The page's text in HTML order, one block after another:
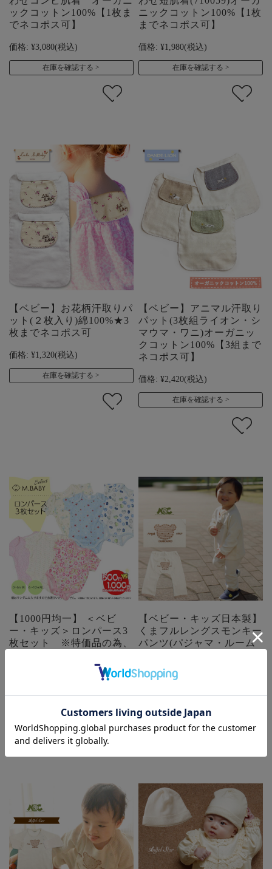
ックコットン100%【1枚ま
でネコポス可】
価格: ¥3,080(税込)
在庫を確認する
ニックコットン100%【1枚
までネコポス可】
価格: ¥1,980(税込)
在庫を確認する
【ベビー】お花柄汗取りパ
ット(２枚入り)綿100%★3
枚までネコポス可
価格: ¥1,320(税込)
在庫を確認する
【ベビー】アニマル汗取り
パット(3枚組ライオン・シ
マウマ・ワニ)オーガニッ
クコットン100%【3組まで
ネコポス可】
価格: ¥2,420(税込)
在庫を確認する
【1000円均一】 ＜ベビ
ー・キッズ＞ロンパース3
枚セット ※特価品の為、
在庫を確認する
【ベビー・キッズ日本製】
くまフルレングスモンキー
パンツ(パジャマ・ルーム
可
在庫 ×